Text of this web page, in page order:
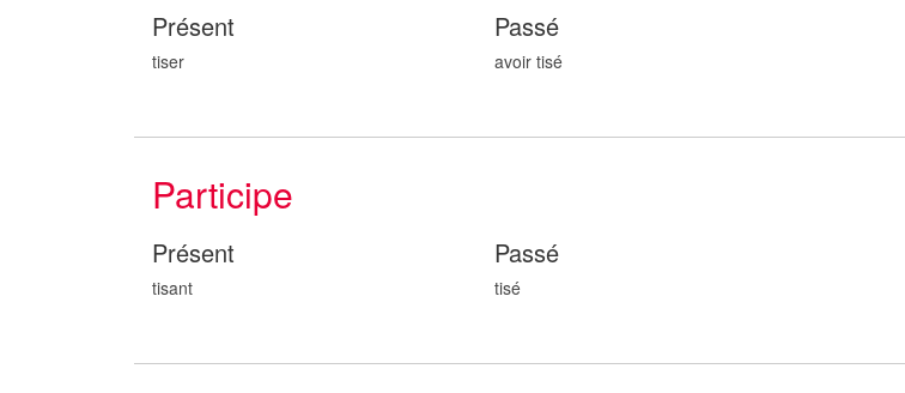
Présent
tiser
Passé
avoir tisé
Participe
Présent
tisant
Passé
tisé